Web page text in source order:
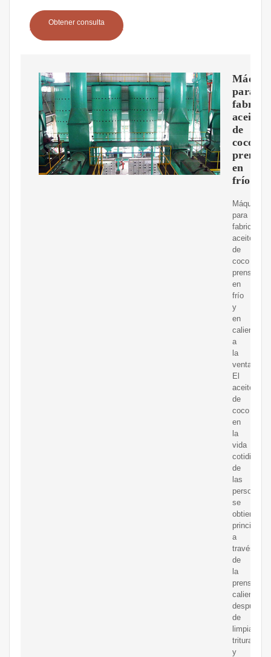
Obtener consulta
para
aceite
de
coco
en
frío
Máquina
para
fabricar
aceite
de
coco
prensado
en
frío
y
en
caliente
a
la
venta.
El
aceite
de
coco
en
la
vida
cotidiana
de
las
personas
se
obtiene
a
través
de
la
prensa
caliente
después
de
limpiarlo,
triturarlo
y